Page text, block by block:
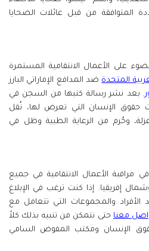
المتوافقة من قبل عائلات الضحايا
على الأعمال الانتقامية المستمرة
المتحدةضد المدافع الإماراتي البارز
. بعد نشر رسالة كتبها من السجن في
حقوق الإنسان التي تعرض لها، نُقل
وحُرم من الرعاية الطبية وظل في
الأعمال الانتقامية في جميع
إفريقيا. إذا كنت ترغب في الإبلاغ
والمجموعات التي تتعامل مع
معنا حتى نتمكن من تنبيه بذلك كلاً
الإنسان ومكتب المفوض السامي